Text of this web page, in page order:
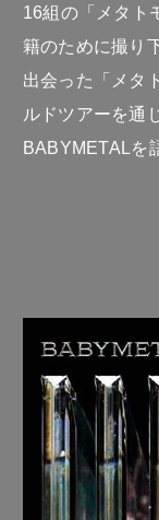
16組の「メタト
籍のために撮り
出会った「メタ
ルドツアーを通
BABYMETALを